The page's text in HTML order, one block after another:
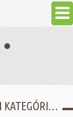
Kispályás Labdarúgó Kupák - NŐI KATEGÓRIA - Döntőmérkőzés